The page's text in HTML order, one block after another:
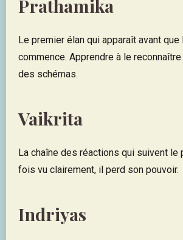
Prathamika
Le premier élan qui apparaît avant
commence. Apprendre à le
des schémas.
Vaikrita
La chaîne des réactions qui suivent le
fois vu clairement, il perd son pouvoir.
Indriyas